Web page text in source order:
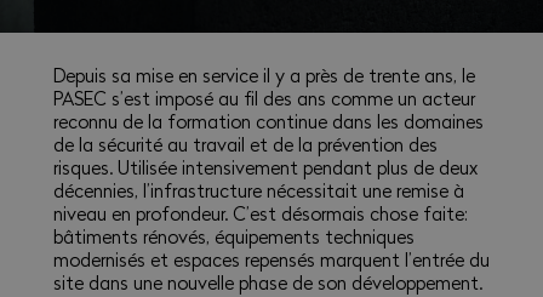
Depuis sa mise en service il y a près de trente ans, le
PASEC s’est imposé au fil des ans comme un acteur
reconnu de la formation continue dans les domaines
de la sécurité au travail et de la prévention des
risques. Utilisée intensivement pendant plus de deux
décennies, l’infrastructure nécessitait une remise à
niveau en profondeur. C’est désormais chose faite:
bâtiments rénovés, équipements techniques
modernisés et espaces repensés marquent l’entrée du
site dans une nouvelle phase de son développement.